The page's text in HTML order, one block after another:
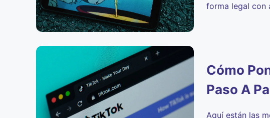
forma legal con
Cómo
Paso A
Aquí están las